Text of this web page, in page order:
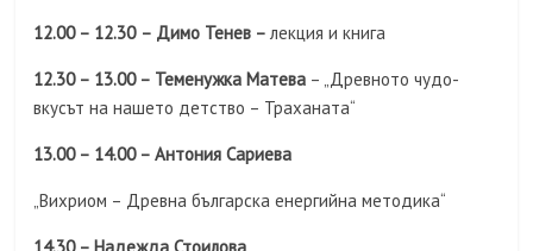
12.00 – 12.30 – Димо Тенев –лекция и книга
12.30 – 13.00 – Теменужка Матева – „Древното чудо-
вкусът на нашето детство – Траханата“
13.00 – 14.00 – Антония Сариева
„Вихриом – Древна българска енергийна методика“